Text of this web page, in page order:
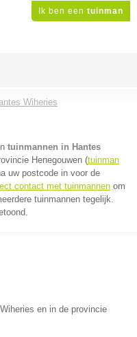
Ik ben een tuinman
Wiheries
tuinmannen in Hantes
Henegouwen (tuinman
uw postcode in voor de
contact met tuinmannen om
tuinmannen tegelijk.
en in de provincie